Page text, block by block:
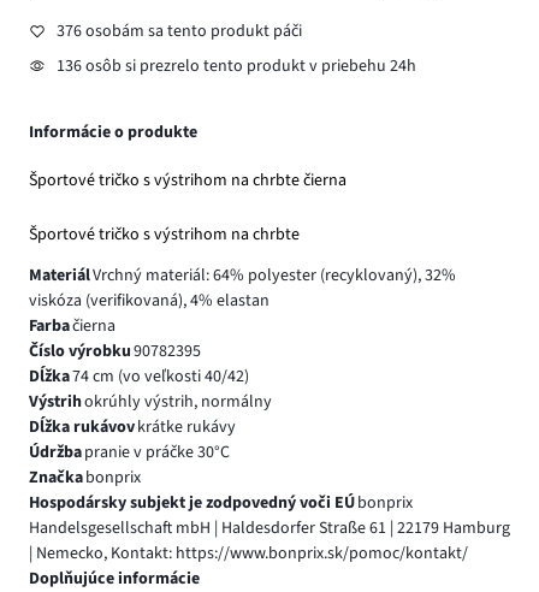
376 osobám sa tento produkt páči
136 osôb si prezrelo tento produkt v priebehu 24h
Informácie o produkte
Športové tričko s výstrihom na chrbte čierna
Športové tričko s výstrihom na chrbte
MateriálVrchný materiál: 64% polyester (recyklovaný), 32%
viskóza (verifikovaná), 4% elastan
Farbačierna
Číslo výrobku90782395
Dĺžka74 cm (vo veľkosti 40/42)
Výstrihokrúhly výstrih, normálny
Dĺžka rukávovkrátke rukávy
Údržbapranie v práčke 30°C
Značkabonprix
Hospodársky subjekt je zodpovedný voči EÚbonprix
Handelsgesellschaft mbH | Haldesdorfer Straße 61 | 22179 Hamburg
| Nemecko, Kontakt: https://www.bonprix.sk/pomoc/kontakt/
Doplňujúce informácie